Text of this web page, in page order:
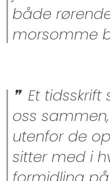
både
morsomme
Et
oss
utenfor de
sitter med i